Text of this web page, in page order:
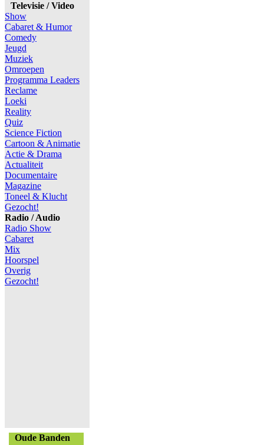
Televisie / Video
Show
Cabaret & Humor
Comedy
Jeugd
Muziek
Omroepen
Programma Leaders
Reclame
Loeki
Reality
Quiz
Science Fiction
Cartoon & Animatie
Actie & Drama
Actualiteit
Documentaire
Magazine
Toneel & Klucht
Gezocht!
Radio / Audio
Radio Show
Cabaret
Mix
Hoorspel
Overig
Gezocht!
Oude Banden